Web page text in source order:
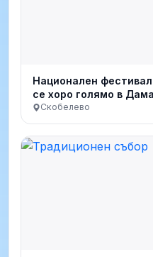
Национален
се хоро голямо в
Скобелево